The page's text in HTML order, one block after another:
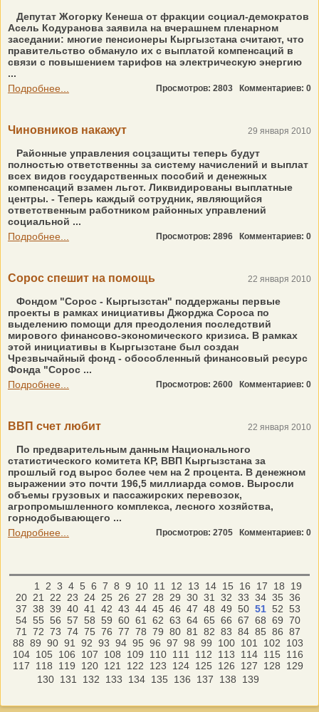
Депутат Жогорку Кенеша от фракции социал-демократов
Асель Кодуранова заявила на вчерашнем пленарном
заседании: многие пенсионеры Кыргызстана считают, что
правительство обмануло их с выплатой компенсаций в
связи с повышением тарифов на электрическую энергию
...
Подробнее...
Просмотров: 2803 Комментариев: 0
Чиновников накажут 29 января 2010
Районные управления соцзащиты теперь будут
полностью ответственны за систему начислений и выплат
всех видов государственных пособий и денежных
компенсаций взамен льгот. Ликвидированы выплатные
центры. - Теперь каждый сотрудник, являющийся
ответственным работником районных управлений
социальной ...
Подробнее...
Просмотров: 2896 Комментариев: 0
Сорос спешит на помощь 22 января 2010
Фондом "Сорос - Кыргызстан" поддержаны первые
проекты в рамках инициативы Джорджа Сороса по
выделению помощи для преодоления последствий
мирового финансово-экономического кризиса. В рамках
этой инициативы в Кыргызстане был создан
Чрезвычайный фонд - обособленный финансовый ресурс
Фонда "Сорос ...
Подробнее...
Просмотров: 2600 Комментариев: 0
ВВП счет любит 22 января 2010
По предварительным данным Национального
статистического комитета КР, ВВП Кыргызстана за
прошлый год вырос более чем на 2 процента. В денежном
выражении это почти 196,5 миллиарда сомов. Выросли
объемы грузовых и пассажирских перевозок,
агропромышленного комплекса, лесного хозяйства,
горнодобывающего ...
Подробнее...
Просмотров: 2705 Комментариев: 0
1 2 3 4 5 6 7 8 9 10 11 12 13 14 15 16 17 18
19
20 21 22 23 24 25 26 27 28 29 30 31 32 33 34 35 36
37 38 39 40 41 42 43 44 45 46 47 48 49 50 51 52 53
54 55 56 57 58 59 60 61 62 63 64 65 66 67 68 69 70
71
72 73 74 75 76 77 78 79 80 81 82 83 84 85 86 87
88 89 90 91 92 93 94 95 96 97 98 99 100 101 102
103
104 105 106 107 108 109 110 111 112 113 114 115
116
117
118 119 120 121 122 123 124 125 126 127 128
129
130 131 132 133 134 135 136 137 138 139